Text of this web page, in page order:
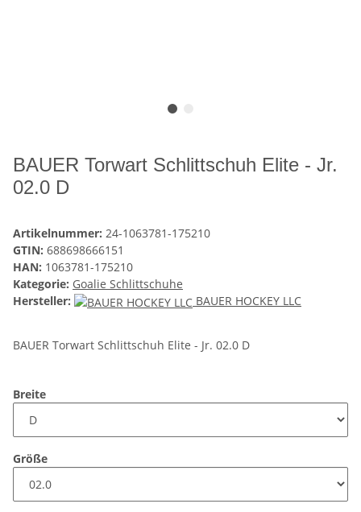
BAUER Torwart Schlittschuh Elite - Jr.
02.0 D
Artikelnummer: 24-1063781-175210
GTIN: 688698666151
HAN: 1063781-175210
Kategorie: Goalie Schlittschuhe
Hersteller:
BAUER HOCKEY LLC
BAUER Torwart Schlittschuh Elite - Jr. 02.0 D
Breite
Größe